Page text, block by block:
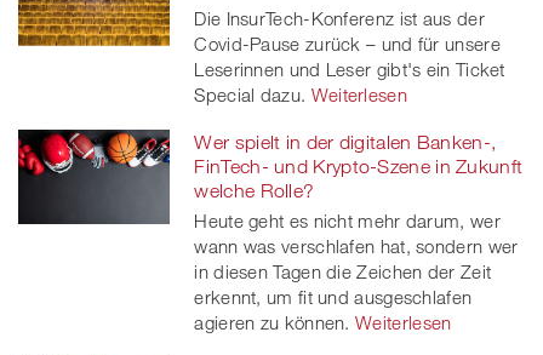
Die InsurTech-Konferenz ist aus der
Covid-Pause zurück – und für unsere
Leserinnen und Leser gibt's ein Ticket
Special dazu. Weiterlesen
Wer spielt in der digitalen Banken-,
FinTech- und Krypto-Szene in Zukunft
welche Rolle?
Heute geht es nicht mehr darum, wer
wann was verschlafen hat, sondern wer
in diesen Tagen die Zeichen der Zeit
erkennt, um fit und ausgeschlafen
agieren zu können. Weiterlesen